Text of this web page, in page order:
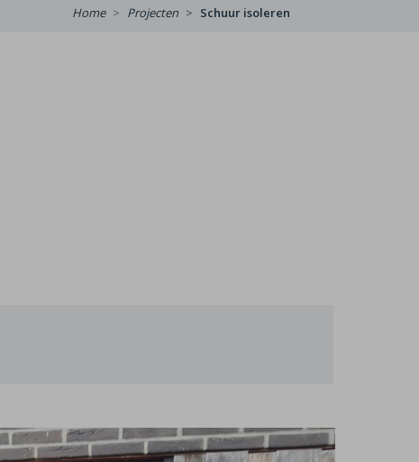
Home Projecten Schuur isoleren